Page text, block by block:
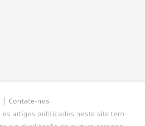
Contate-nos
os artigos publicados neste site tem